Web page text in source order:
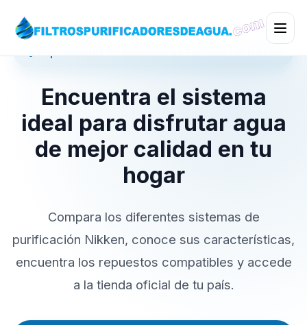
Encuentra el sistema
ideal para disfrutar agua
de mejor calidad en tu
hogar
Compara los diferentes sistemas de
purificación Nikken, conoce sus características,
encuentra los repuestos compatibles y accede
a la tienda oficial de tu país.